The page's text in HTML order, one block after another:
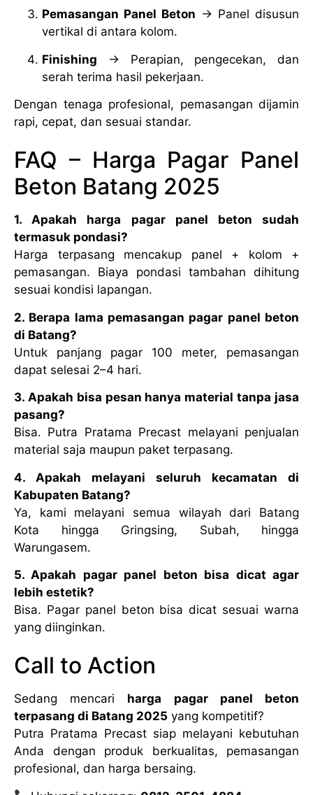
Pemasangan Panel Beton → Panel disusun
vertikal di antara kolom.
Finishing → Perapian, pengecekan, dan
serah terima hasil pekerjaan.
Dengan tenaga profesional, pemasangan dijamin
rapi, cepat, dan sesuai standar.
FAQ – Harga Pagar Panel
Beton Batang 2025
1. Apakah harga pagar panel beton sudah
termasuk pondasi?
Harga terpasang mencakup panel + kolom +
pemasangan. Biaya pondasi tambahan dihitung
sesuai kondisi lapangan.
2. Berapa lama pemasangan pagar panel beton
di Batang?
Untuk panjang pagar 100 meter, pemasangan
dapat selesai 2–4 hari.
3. Apakah bisa pesan hanya material tanpa jasa
pasang?
Bisa. Putra Pratama Precast melayani penjualan
material saja maupun paket terpasang.
4. Apakah melayani seluruh kecamatan di
Kabupaten Batang?
Ya, kami melayani semua wilayah dari Batang
Kota hingga Gringsing, Subah, hingga
Warungasem.
5. Apakah pagar panel beton bisa dicat agar
lebih estetik?
Bisa. Pagar panel beton bisa dicat sesuai warna
yang diinginkan.
Call to Action
Sedang mencari harga pagar panel beton
terpasang di Batang 2025 yang kompetitif?
Putra Pratama Precast siap melayani kebutuhan
Anda dengan produk berkualitas, pemasangan
profesional, dan harga bersaing.